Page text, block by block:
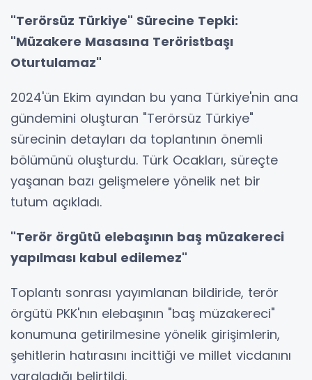
"Terörsüz Türkiye" Sürecine Tepki:
"Müzakere Masasına Teröristbaşı
Oturtulamaz"
2024'ün Ekim ayından bu yana Türkiye'nin ana
gündemini oluşturan "Terörsüz Türkiye"
sürecinin detayları da toplantının önemli
bölümünü oluşturdu. Türk Ocakları, süreçte
yaşanan bazı gelişmelere yönelik net bir
tutum açıkladı.
"Terör örgütü elebaşının baş müzakereci
yapılması kabul edilemez"
Toplantı sonrası yayımlanan bildiride, terör
örgütü PKK'nın elebaşının "baş müzakereci"
konumuna getirilmesine yönelik girişimlerin,
şehitlerin hatırasını incittiği ve millet vicdanını
yaraladığı belirtildi.